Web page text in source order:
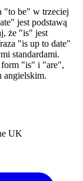
"to be" w trzeciej
jest podstawą
że "is" jest
"is up to date"
standardami.
form "is" i "are",
angielskim.
UK